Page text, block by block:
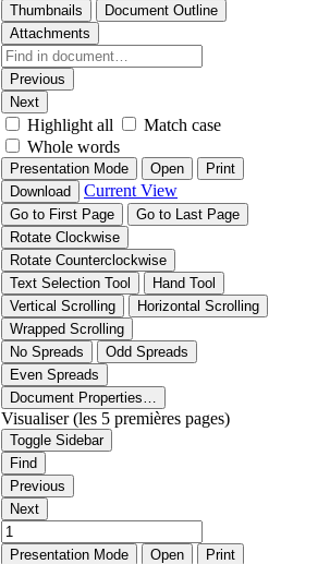
Thumbnails
Document Outline
Attachments
Previous
Next
Highlight all
Match case
Whole words
Presentation Mode Open
Print
Download
Current View
Go to First Page
Go to Last Page
Rotate Clockwise
Rotate Counterclockwise
Text Selection Tool
Hand Tool
Vertical Scrolling
Horizontal Scrolling
Wrapped Scrolling
No Spreads
Odd Spreads
Even Spreads
Document Properties…
Visualiser (les 5 premières pages)
Toggle Sidebar
Find
Previous
Next
Presentation Mode Open
Print